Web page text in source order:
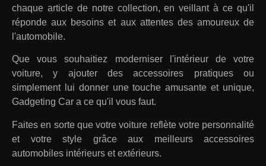
chaque article de notre collection, en veillant à ce qu'il
réponde aux besoins et aux attentes des amoureux de
l'automobile.
Que vous souhaitiez moderniser l'intérieur de votre
voiture, y ajouter des accessoires pratiques ou
simplement lui donner une touche amusante et unique,
Gadgeting Car a ce qu'il vous faut.
Faites en sorte que votre voiture reflète votre personnalité
et votre style grâce aux meilleurs accessoires
automobiles intérieurs et extérieurs.